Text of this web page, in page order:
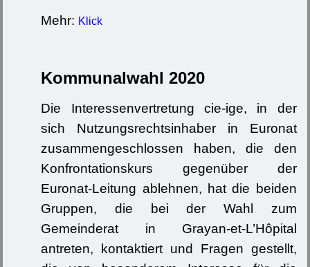
Mehr: Klick
Kommunalwahl 2020
Die Interessenvertretung cie-ige, in der
sich Nutzungsrechtsinhaber in Euronat
zusammengeschlossen haben, die den
Konfrontationskurs gegenüber der
Euronat-Leitung ablehnen, hat die beiden
Gruppen, die bei der Wahl zum
Gemeinderat in Grayan-et-L’Hôpital
antreten, kontaktiert und Fragen gestellt,